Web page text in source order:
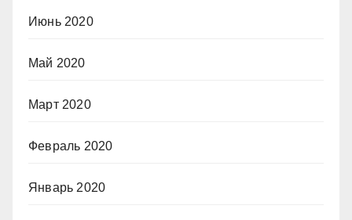
Июнь 2020
Май 2020
Март 2020
Февраль 2020
Январь 2020